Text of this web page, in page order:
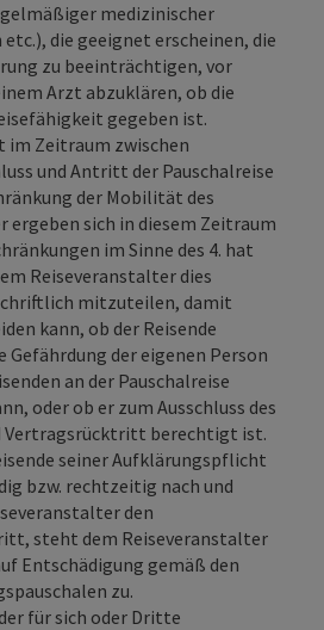
medizinischer
die geeignet erscheinen, die
zu beeinträchtigen, vor
Arzt abzuklären, ob die
gegeben ist.
im Zeitraum zwischen
und Antritt der Pauschalreise
der Mobilität des
ergeben sich in diesem Zeitraum
im Sinne des 4. hat
Reiseveranstalter dies
mitzuteilen, damit
kann, ob der Reisende
Gefährdung der eigenen Person
an der Pauschalreise
oder ob er zum Ausschluss des
Vertragsrücktritt berechtigt ist.
seiner Aufklärungspflicht
bzw. rechtzeitig nach und
den
steht dem Reiseveranstalter
Entschädigung gemäß den
zu.
für sich oder Dritte